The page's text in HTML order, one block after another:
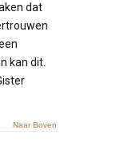
dat
kan dit.
Naar Boven